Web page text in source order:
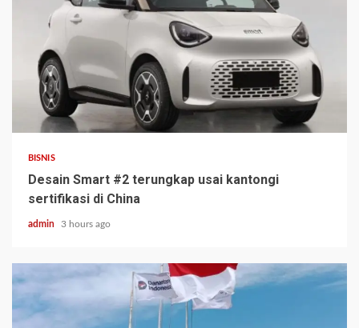
BISNIS
Desain Smart #2 terungkap usai kantongi
sertifikasi di China
admin 3 hours ago